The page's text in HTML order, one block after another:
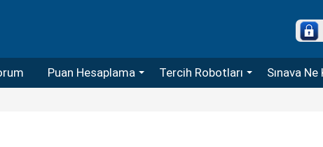
Puan Hesaplama Tercih Robotları Sınava Ne